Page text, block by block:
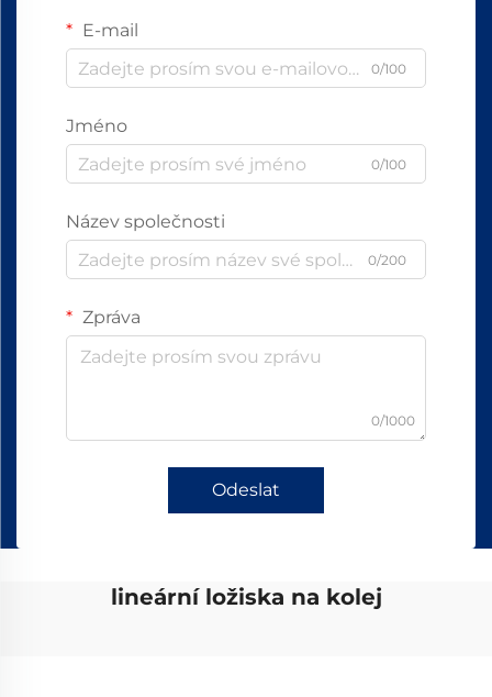
E-mail
0/100
Jméno
0/100
Název společnosti
0/200
Zpráva
0/1000
Odeslat
lineární ložiska na kolej